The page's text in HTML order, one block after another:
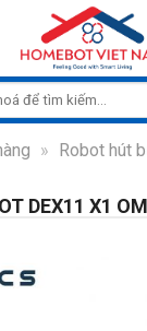
» Robot hút
DEX11 X1